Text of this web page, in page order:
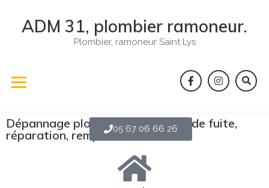
ADM 31, plombier ramoneur.
Plombier, ramoneur Saint Lys
Dépannage plomberie, recherche de fuite,
réparation, remplacement ...
05 67 06 66 26